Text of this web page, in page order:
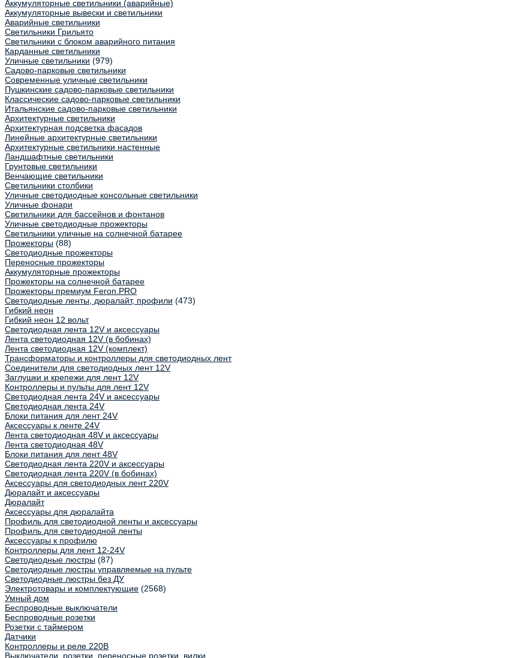
Аккумуляторные светильники (аварийные)
Аккумуляторные вывески и светильники
Аварийные светильники
Светильники Грильято
Светильники с блоком аварийного питания
Карданные светильники
Уличные светильники (979)
Садово-парковые светильники
Современные уличные светильники
Пушкинские садово-парковые светильники
Классические садово-парковые светильники
Итальянские садово-парковые светильники
Архитектурные светильники
Архитектурная подсветка фасадов
Линейные архитектурные светильники
Архитектурные светильники настенные
Ландшафтные светильники
Грунтовые светильники
Венчающие светильники
Светильники столбики
Уличные светодиодные консольные светильники
Уличные фонари
Светильники для бассейнов и фонтанов
Уличные светодиодные прожекторы
Светильники уличные на солнечной батарее
Прожекторы (88)
Светодиодные прожекторы
Переносные прожекторы
Аккумуляторные прожекторы
Прожекторы на солнечной батарее
Прожекторы премиум Feron.PRO
Светодиодные ленты, дюралайт, профили (473)
Гибкий неон
Гибкий неон 12 вольт
Светодиодная лента 12V и аксессуары
Лента светодиодная 12V (в бобинах)
Лента светодиодная 12V (комплект)
Трансформаторы и контроллеры для светодиодных лент
Соединители для светодиодных лент 12V
Заглушки и крепежи для лент 12V
Контроллеры и пульты для лент 12V
Светодиодная лента 24V и аксессуары
Светодиодная лента 24V
Блоки питания для лент 24V
Аксессуары к ленте 24V
Лента светодиодная 48V и аксессуары
Лента светодиодная 48V
Блоки питания для лент 48V
Светодиодная лента 220V и аксессуары
Светодиодная лента 220V (в бобинах)
Аксессуары для светодиодных лент 220V
Дюралайт и аксессуары
Дюралайт
Аксессуары для дюралайта
Профиль для светодиодной ленты и аксессуары
Профиль для светодиодной ленты
Аксессуары к профилю
Контроллеры для лент 12-24V
Светодиодные люстры (87)
Светодиодные люстры управляемые на пульте
Светодиодные люстры без ДУ
Электротовары и комплектующие (2568)
Умный дом
Беспроводные выключатели
Беспроводные розетки
Розетки с таймером
Датчики
Контроллеры и реле 220В
Выключатели, розетки, переносные розетки, вилки